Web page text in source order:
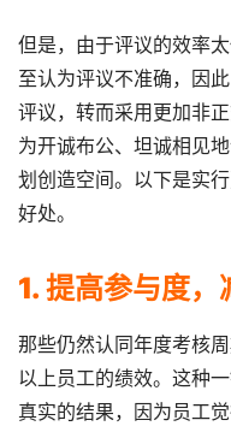
但是，由于评议的效率
至认为评议不准确，因
评议，转而采用更加非
为开诚布公、坦诚相见
划创造空间。以下是实
好处。
1. 提高参与度，
那些仍然认同年度考核
以上员工的绩效。这种
真实的结果，因为员工